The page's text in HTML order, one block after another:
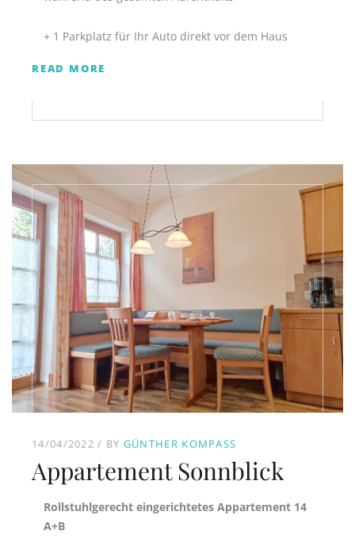
+ 1 Parkplatz für Ihr Auto direkt vor dem Haus
READ MORE
14/04/2022 BY GÜNTHER KOMPASS
Appartement Sonnblick
Rollstuhlgerecht eingerichtetes Appartement 14
A+B